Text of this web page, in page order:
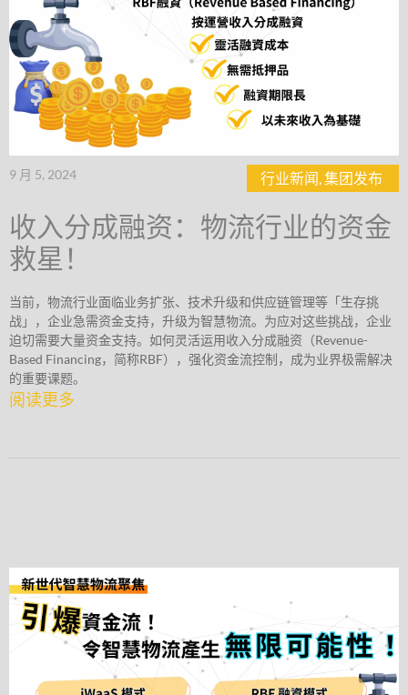
9 月 5, 2024 行业新闻,集团发布
收入分成融资：物流行业的资金
救星！
当前，物流行业面临业务扩张、技术升级和供应链管理等「生存挑
战」，企业急需资金支持，升级为智慧物流。为应对这些挑战，企业
迫切需要大量资金支持。如何灵活运用收入分成融资（Revenue-
Based Financing，简称RBF），强化资金流控制，成为业界极需解决
的重要课题。
阅读更多